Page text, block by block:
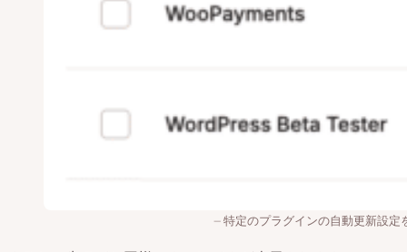
特定のプラグインの自動更新設定